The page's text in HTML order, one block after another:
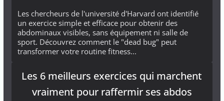
Les chercheurs de l'université d'Harvard ont identifié
un exercice simple et efficace pour obtenir des
abdominaux visibles, sans équipement ni salle de
sport. Découvrez comment le "dead bug" peut
transformer votre routine fitness...
Les 6 meilleurs exercices qui marchent
vraiment pour raffermir ses abdos